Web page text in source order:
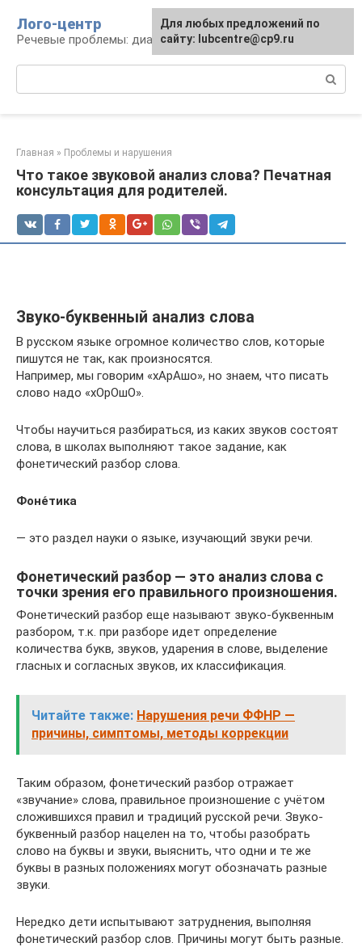
контенту
Лого-центр
Речевые проблемы: диагностика и терапия
Главная » Проблемы и нарушения
Что такое звуковой анализ слова? Печатная
консультация для родителей.
Звуко-буквенный анализ слова
В русском языке огромное количество слов, которые
пишутся не так, как произносятся.
Например, мы говорим «хАрАшо», но знаем, что писать
слово надо «хОрОшО».
Чтобы научиться разбираться, из каких звуков состоят
слова, в школах выполняют такое задание, как
фонетический разбор слова.
Фоне́тика
— это раздел науки о языке, изучающий звуки речи.
Фонетический разбор — это анализ слова с
точки зрения его правильного произношения.
Фонетический разбор еще называют звуко-буквенным
разбором, т.к. при разборе идет определение
количества букв, звуков, ударения в слове, выделение
гласных и согласных звуков, их классификация.
Читайте также: Нарушения речи ФФНР —
причины, симптомы, методы коррекции
Таким образом, фонетический разбор отражает
«звучание» слова, правильное произношение с учётом
сложившихся правил и традиций русской речи. Звуко-
буквенный разбор нацелен на то, чтобы разобрать
слово на буквы и звуки, выяснить, что одни и те же
буквы в разных положениях могут обозначать разные
звуки.
Нередко дети испытывают затруднения, выполняя
фонетический разбор слов. Причины могут быть разные.
Для любых предложений по
сайту: lubcentre@cp9.ru